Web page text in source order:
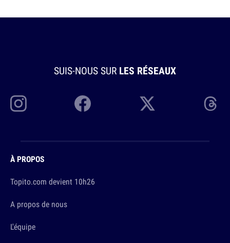
SUIS-NOUS SUR LES RÉSEAUX
À PROPOS
Topito.com devient 10h26
A propos de nous
L'équipe